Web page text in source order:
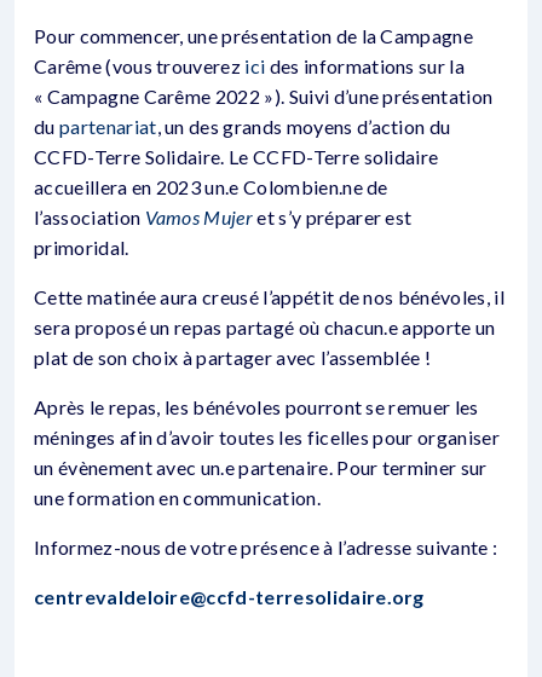
Pour commencer, une présentation de la Campagne
Carême (vous trouverez ici des informations sur la
« Campagne Carême 2022 »). Suivi d’une présentation
du partenariat, un des grands moyens d’action du
CCFD-Terre Solidaire. Le CCFD-Terre solidaire
accueillera en 2023 un.e Colombien.ne de
l’association Vamos Mujeret s’y préparer est
primoridal.
Cette matinée aura creusé l’appétit de nos bénévoles, il
sera proposé un repas partagé où chacun.e apporte un
plat de son choix à partager avec l’assemblée !
Après le repas, les bénévoles pourront se remuer les
méninges afin d’avoir toutes les ficelles pour organiser
un évènement avec un.e partenaire. Pour terminer sur
une formation en communication.
Informez-nous de votre présence à l’adresse suivante :
centrevaldeloire@ccfd-terresolidaire.org